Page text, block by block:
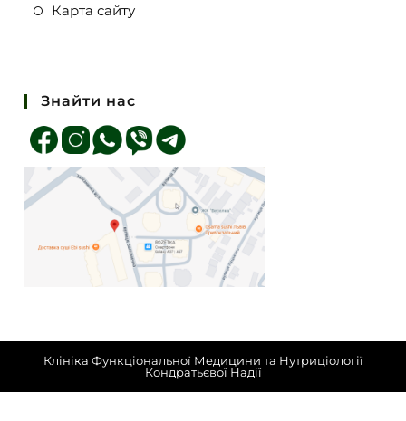
Карта сайту
Знайти нас
Клініка Функціональної Медицини та Нутриціології
Кондратьєвої Надії